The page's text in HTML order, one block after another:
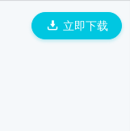
立即下载